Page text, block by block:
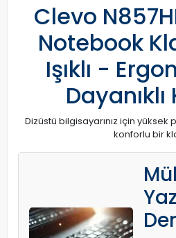
Clevo
Notebook
Işıklı -
Dizüstü bilgisayarınız için yüksek
konforlu bir